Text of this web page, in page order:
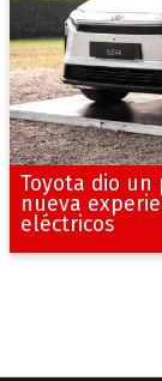
Toyota dio un
nueva
eléctricos